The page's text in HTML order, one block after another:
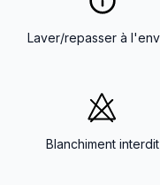
Laver/repasser à
Blanchiment interdit